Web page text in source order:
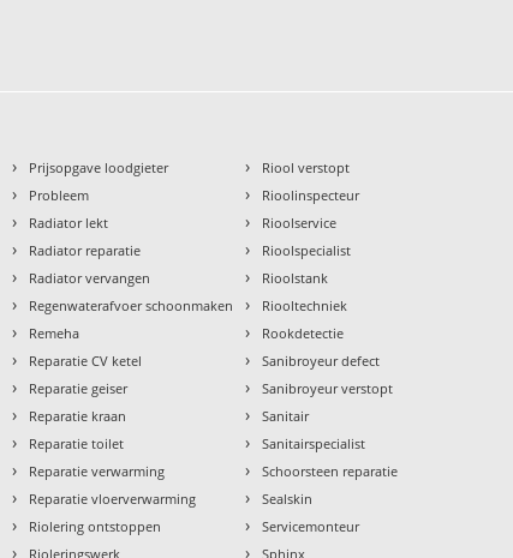
› Prijsopgave loodgieter
› Probleem
› Radiator lekt
› Radiator reparatie
› Radiator vervangen
› Regenwaterafvoer schoonmaken
› Remeha
› Reparatie CV ketel
› Reparatie geiser
› Reparatie kraan
› Reparatie toilet
› Reparatie verwarming
› Reparatie vloerverwarming
› Riolering ontstoppen
› Rioleringswerk
› Riool verstopt
› Rioolinspecteur
› Rioolservice
› Rioolspecialist
› Rioolstank
› Riooltechniek
› Rookdetectie
› Sanibroyeur defect
› Sanibroyeur verstopt
› Sanitair
› Sanitairspecialist
› Schoorsteen reparatie
› Sealskin
› Servicemonteur
› Sphinx